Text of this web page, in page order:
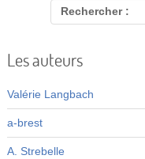
Rechercher :
Les auteurs
Valérie Langbach
a-brest
A. Strebelle